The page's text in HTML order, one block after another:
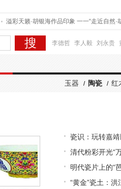
溢彩天籁·胡银海作品印象 一一“走近自然·
李德哲 李人毅 刘永贵
玉器 / 陶瓷 / 红
瓷识：玩转嘉
清代粉彩开光“
明代瓷片上的“
“黄金”瓷土：